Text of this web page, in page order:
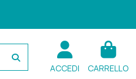
ACCEDI CARRELLO